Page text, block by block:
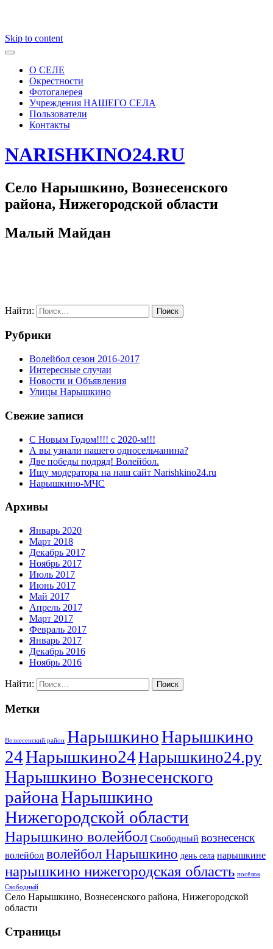
Skip to content
О СЕЛЕ
Окрестности
Фотогалерея
Учреждения НАШЕГО СЕЛА
Пользователи
Контакты
NARISHKINO24.RU
Село Нарышкино, Вознесенского
района, Нижегородской области
Малый Майдан
Найти:
Рубрики
Волейбол сезон 2016-2017
Интересные случаи
Новости и Объявления
Улицы Нарышкино
Свежие записи
С Новым Годом!!!! с 2020-м!!!
А вы узнали нашего односельчанина?
Две победы подряд! Волейбол.
Ищу модератора на наш сайт Narishkino24.ru
Нарышкино-МЧС
Архивы
Январь 2020
Март 2018
Декабрь 2017
Ноябрь 2017
Июль 2017
Июнь 2017
Май 2017
Апрель 2017
Март 2017
Февраль 2017
Январь 2017
Декабрь 2016
Ноябрь 2016
Найти:
Метки
Вознесенский район НарышкиноНарышкино
24Нарышкино24Нарышкино24.ру
Нарышкино Вознесенского
районаНарышкино
Нижегородской области
Нарышкино волейбол Свободный вознесенск
волейбол волейбол Нарышкино день села нарышкине
нарышкино нижегородская область посёлок
Свободный
Село Нарышкино, Вознесенского района, Нижегородской
области
Страницы